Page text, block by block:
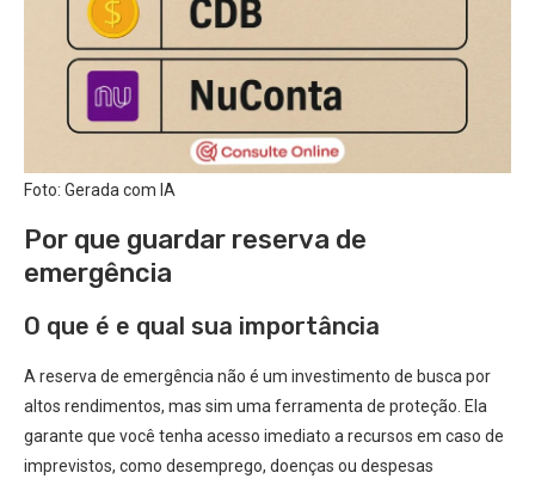
Foto: Gerada com IA
Por que guardar reserva de
emergência
O que é e qual sua importância
A reserva de emergência não é um investimento de busca por
altos rendimentos, mas sim uma ferramenta de proteção. Ela
garante que você tenha acesso imediato a recursos em caso de
imprevistos, como desemprego, doenças ou despesas